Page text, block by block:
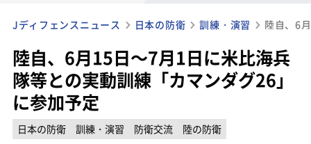
Jディフェンスニュース 日本の防衛 訓練・演習
陸自、6月15日～7月1日に米比海兵
隊等との実動訓練「カマンダグ26」
に参加予定
日本の防衛 訓練・演習 防衛交流
陸の防衛